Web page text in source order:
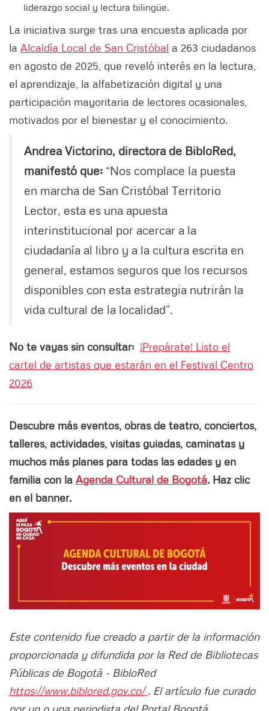
liderazgo social y lectura bilingüe.
La iniciativa surge tras una encuesta aplicada por
la Alcaldía Local de San Cristóbal a 263 ciudadanos
en agosto de 2025, que reveló interés en la lectura,
el aprendizaje, la alfabetización digital y una
participación mayoritaria de lectores ocasionales,
motivados por el bienestar y el conocimiento.
Andrea Victorino, directora de BibloRed,
manifestó que: “Nos complace la puesta
en marcha de San Cristóbal Territorio
Lector, esta es una apuesta
interinstitucional por acercar a la
ciudadanía al libro y a la cultura escrita en
general, estamos seguros que los recursos
disponibles con esta estrategia nutrirán la
vida cultural de la localidad”.
No te vayas sin consultar: ¡Prepárate! Listo el
cartel de artistas que estarán en el Festival Centro
2026
Descubre más eventos, obras de teatro, conciertos,
talleres, actividades, visitas guiadas, caminatas y
muchos más planes para todas las edades y en
familia con la Agenda Cultural de Bogotá. Haz clic
en el banner.
Este contenido fue creado a partir de la información
proporcionada y difundida por la Red de Bibliotecas
Públicas de Bogotá - BibloRed
https://www.biblored.gov.co/. El artículo fue curado